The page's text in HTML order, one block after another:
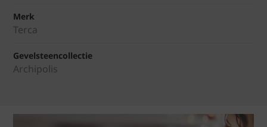
Merk
Terca
Gevelsteencollectie
Archipolis